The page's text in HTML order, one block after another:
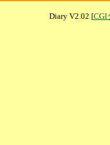
Diary V2.02 [CGI